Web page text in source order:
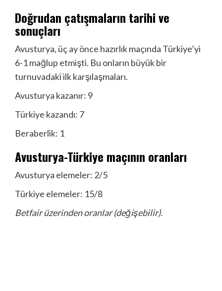
Doğrudan çatışmaların tarihi ve
sonuçları
Avusturya, üç ay önce hazırlık maçında Türkiye’yi
6-1 mağlup etmişti. Bu onların büyük bir
turnuvadaki ilk karşılaşmaları.
Avusturya kazanır: 9
Türkiye kazandı: 7
Beraberlik: 1
Avusturya-Türkiye maçının oranları
Avusturya elemeler: 2/5
Türkiye elemeler: 15/8
Betfair üzerinden oranlar (değişebilir).